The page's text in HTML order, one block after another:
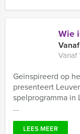
Wie
Vanaf
Vanaf
Geïnspireerd op
presenteert
spelprogramma in
...
LEES MEER